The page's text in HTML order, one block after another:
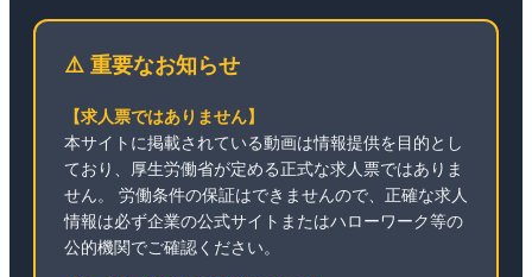
⚠️ 重要なお知らせ
【求人票ではありません】
本サイトに掲載されている動画は情報提供を目的とし
ており、厚生労働省が定める正式な求人票ではありま
せん。 労働条件の保証はできませんので、正確な求人
情報は必ず企業の公式サイトまたはハローワーク等の
公的機関でご確認ください。